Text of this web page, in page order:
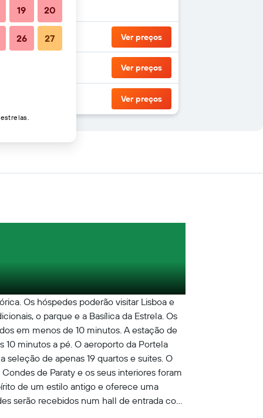
Ver preços
Ver preços
Ver preços
Os hóspedes poderão visitar Lisboa e
o parque e a Basílica da Estrela. Os
em menos de 10 minutos. A estação de
minutos a pé. O aeroporto da Portela
de apenas 19 quartos e suites. O
de Paraty e os seus interiores foram
de um estilo antigo e oferece uma
serão recebidos num hall de entrada com
19 20
26 27